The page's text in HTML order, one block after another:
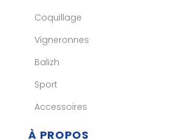
Coquillage
Vigneronnes
Balizh
Sport
Accessoires
À PROPOS